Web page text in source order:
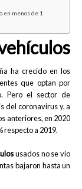
en menos de 1
ha crecido en los
que optan por
Pero el sector de
del coronavirus y, a
anteriores, en 2020
respecto a 2019.
usados no se vio
bajaron hasta un